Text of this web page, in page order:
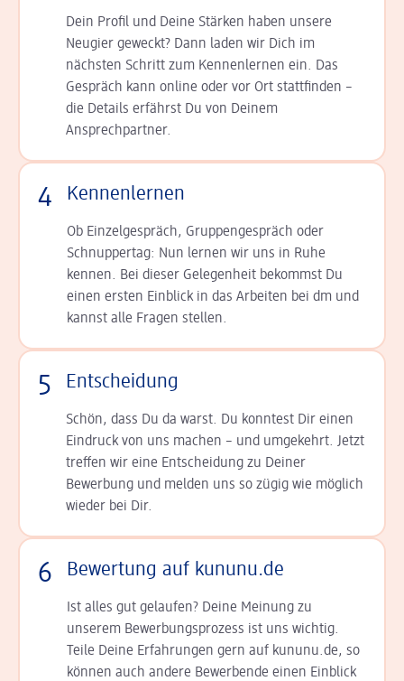
Dein Profil und Deine Stär­ken haben unsere
Neugier geweckt? Dann laden wir Dich im
nächsten Schritt zum Kennen­lernen ein. Das
Gespräch kann online oder vor Ort statt­finden –
die Details er­fährst Du von Deinem
Ansprechpartner.
4 Kennenlernen
Ob Einzelgespräch, Grup­pen­gespräch oder
Schnup­per­tag: Nun lernen wir uns in Ruhe
kennen. Bei dieser Gelegenheit bekommst Du
einen ersten Einblick in das Arbeiten bei dm und
kannst alle Fragen stellen.
5 Entscheidung
Schön, dass Du da warst. Du konntest Dir einen
Ein­druck von uns machen – und umgekehrt. Jetzt
tref­fen wir eine Entscheidung zu Deiner
Bewerbung und melden uns so zügig wie möglich
wieder bei Dir.
6 Bewertung auf kununu.de
Ist alles gut gelaufen? Deine Meinung zu
unserem Bewerbungsprozess ist uns wichtig.
Teile Deine Erfahrungen gern auf kununu.de, so
können auch andere Bewerbende einen Einblick